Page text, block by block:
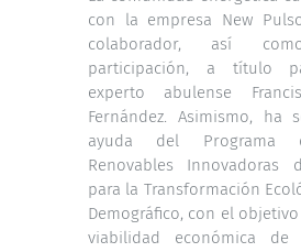
con la empresa New
colaborador, así
participación, a título
experto abulense
Fernández. Asimismo, ha
ayuda del Programa
Renovables Innovadoras
para la Transformación
Demográfico, con el
viabilidad económica de